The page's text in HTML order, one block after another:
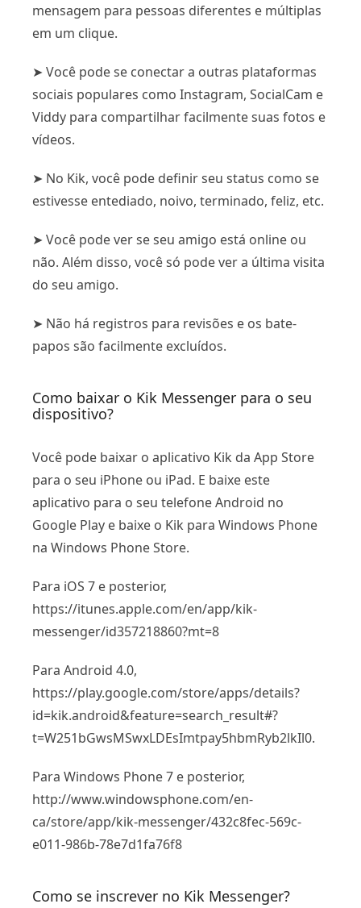
mensagem para pessoas diferentes e múltiplas
em um clique.
➤ Você pode se conectar a outras plataformas
sociais populares como Instagram, SocialCam e
Viddy para compartilhar facilmente suas fotos e
vídeos.
➤ No Kik, você pode definir seu status como se
estivesse entediado, noivo, terminado, feliz, etc.
➤ Você pode ver se seu amigo está online ou
não. Além disso, você só pode ver a última visita
do seu amigo.
➤ Não há registros para revisões e os bate-
papos são facilmente excluídos.
Como baixar o Kik Messenger para o seu
dispositivo?
Você pode baixar o aplicativo Kik da App Store
para o seu iPhone ou iPad. E baixe este
aplicativo para o seu telefone Android no
Google Play e baixe o Kik para Windows Phone
na Windows Phone Store.
Para iOS 7 e posterior,
https://itunes.apple.com/en/app/kik-
messenger/id357218860?mt=8
Para Android 4.0,
https://play.google.com/store/apps/details?
id=kik.android&feature=search_result#?
t=W251bGwsMSwxLDEsImtpay5hbmRyb2lkIl0.
Para Windows Phone 7 e posterior,
http://www.windowsphone.com/en-
ca/store/app/kik-messenger/432c8fec-569c-
e011-986b-78e7d1fa76f8
Como se inscrever no Kik Messenger?